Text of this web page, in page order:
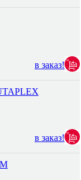
в заказ!
в заказ!